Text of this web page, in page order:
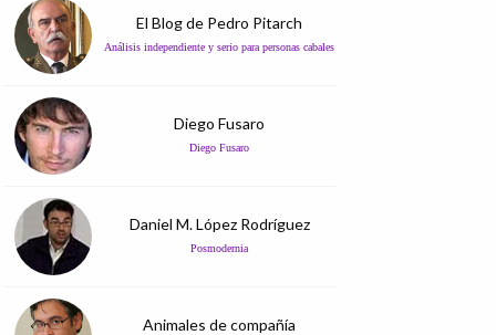
El Blog de Pedro Pitarch
Análisis independiente y serio para personas cabales
Diego Fusaro
Diego Fusaro
Daniel M. López Rodríguez
Posmodernia
Animales de compañía